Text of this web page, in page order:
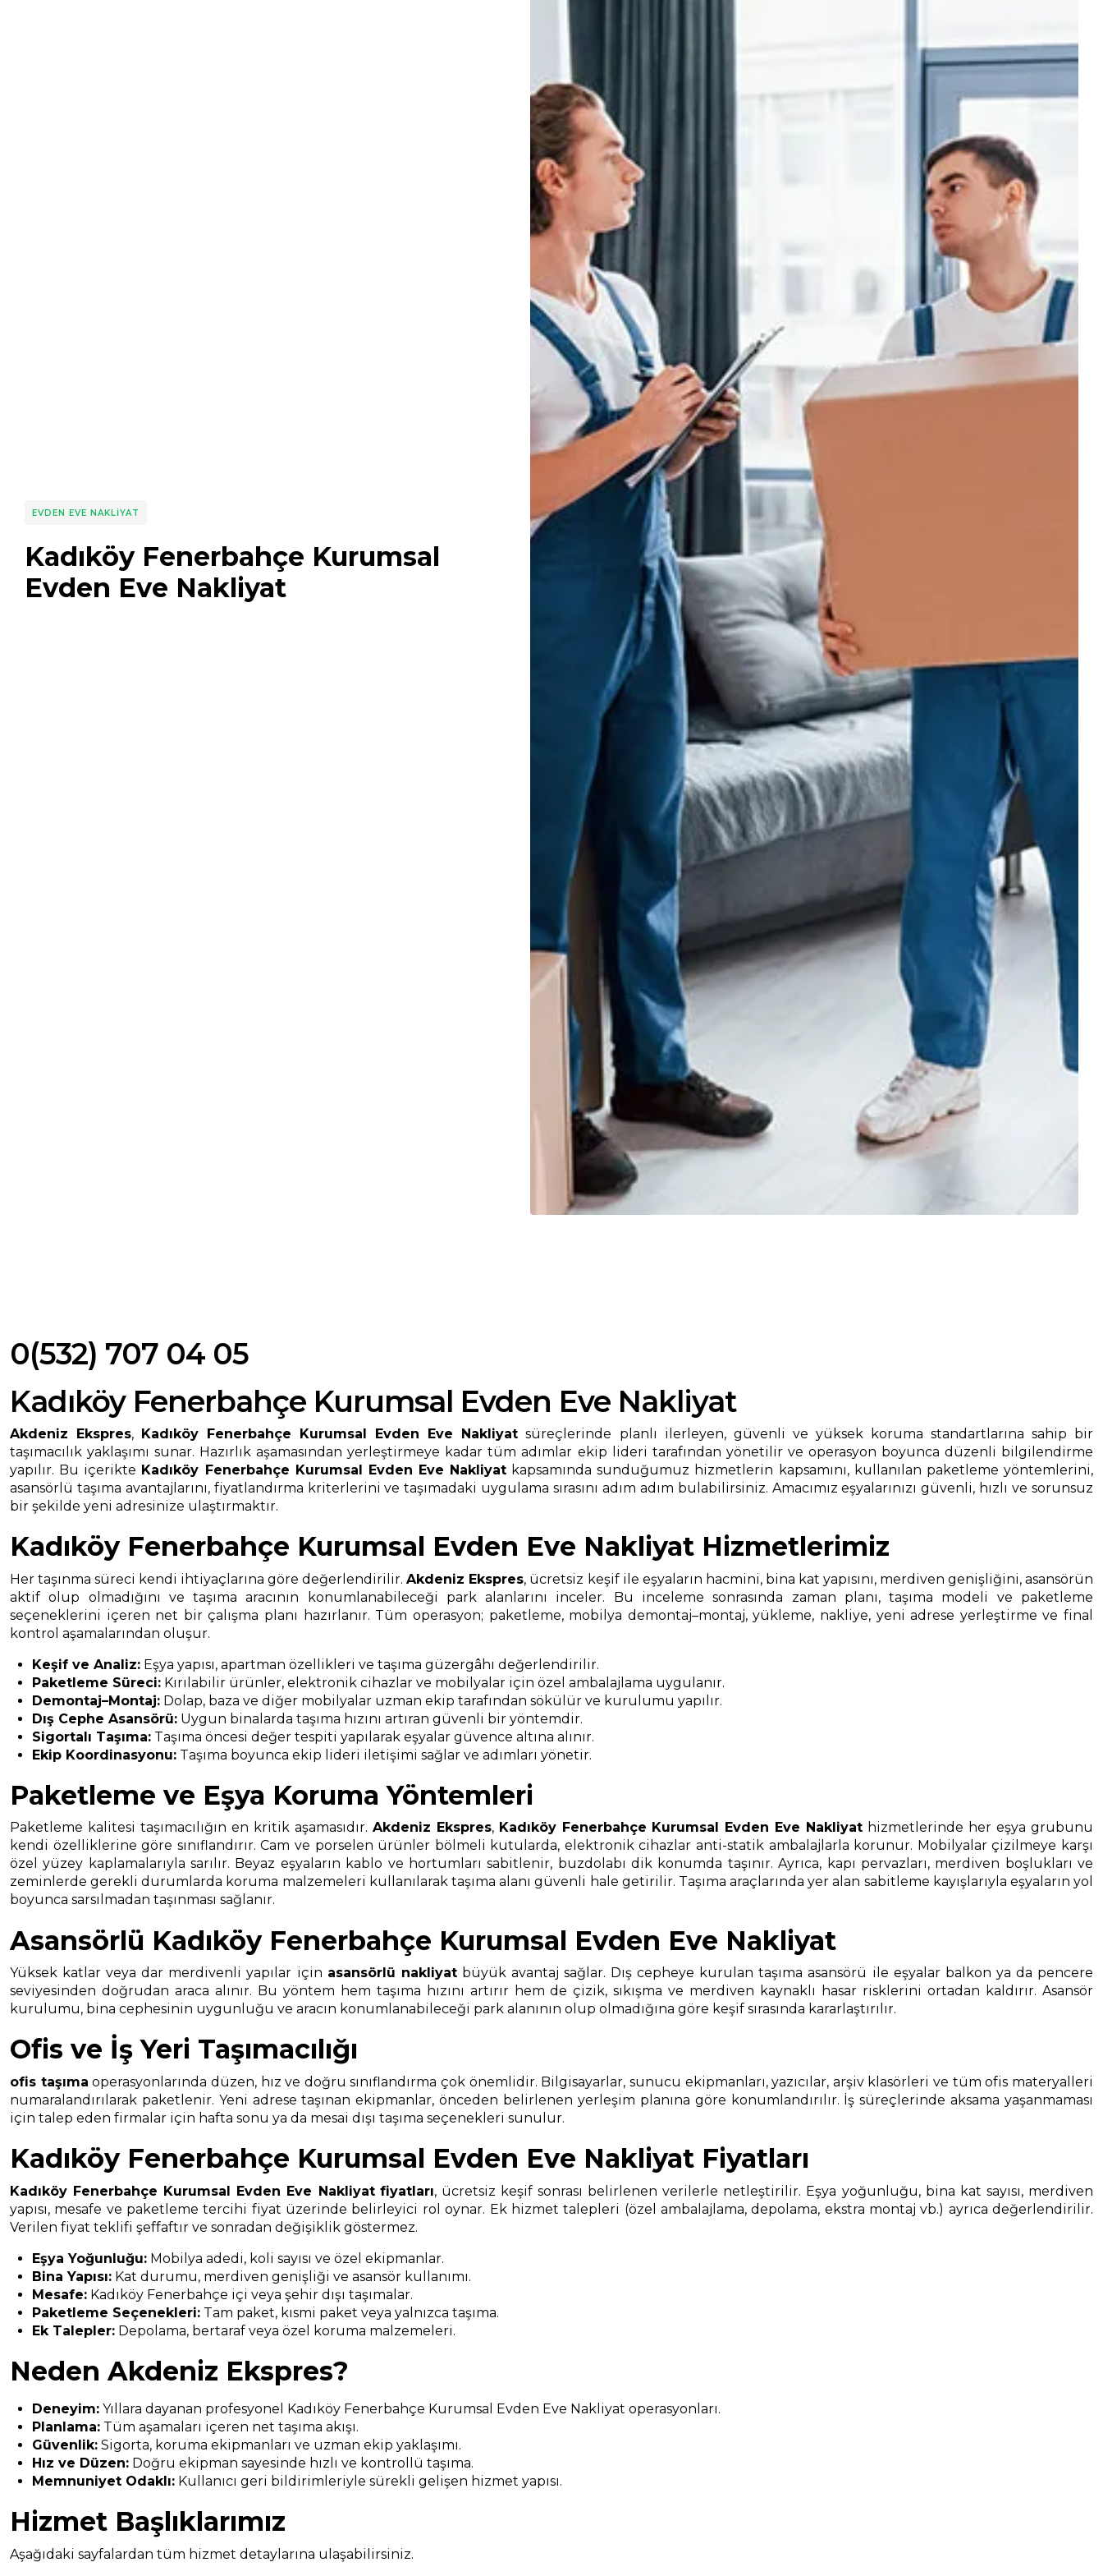
EVDEN EVE NAKLIYAT
Kadıköy Fenerbahçe Kurumsal
Evden Eve Nakliyat
0(532) 707 04 05
Kadıköy Fenerbahçe Kurumsal Evden Eve Nakliyat
Akdeniz Ekspres, Kadıköy Fenerbahçe Kurumsal Evden Eve Nakliyat süreçlerinde planlı ilerleyen, güvenli ve yüksek koruma standartlarına sahip bir
taşımacılık yaklaşımı sunar. Hazırlık aşamasından yerleştirmeye kadar tüm adımlar ekip lideri tarafından yönetilir ve operasyon boyunca düzenli bilgilendirme
yapılır. Bu içerikte Kadıköy Fenerbahçe Kurumsal Evden Eve Nakliyat kapsamında sunduğumuz hizmetlerin kapsamını, kullanılan paketleme yöntemlerini,
asansörlü taşıma avantajlarını, fiyatlandırma kriterlerini ve taşımadaki uygulama sırasını adım adım bulabilirsiniz. Amacımız eşyalarınızı güvenli, hızlı ve sorunsuz
bir şekilde yeni adresinize ulaştırmaktır.
Kadıköy Fenerbahçe Kurumsal Evden Eve Nakliyat Hizmetlerimiz
Her taşınma süreci kendi ihtiyaçlarına göre değerlendirilir.Akdeniz Ekspres, ücretsiz keşif ile eşyaların hacmini, bina kat yapısını, merdiven genişliğini, asansörün
aktif olup olmadığını ve taşıma aracının konumlanabileceği park alanlarını inceler. Bu inceleme sonrasında zaman planı, taşıma modeli ve paketleme
seçeneklerini içeren net bir çalışma planı hazırlanır. Tüm operasyon; paketleme, mobilya demontaj–montaj, yükleme, nakliye, yeni adrese yerleştirme ve final
kontrol aşamalarından oluşur.
Keşif ve Analiz: Eşya yapısı, apartman özellikleri ve taşıma güzergâhı değerlendirilir.
Paketleme Süreci: Kırılabilir ürünler, elektronik cihazlar ve mobilyalar için özel ambalajlama uygulanır.
Demontaj–Montaj: Dolap, baza ve diğer mobilyalar uzman ekip tarafından sökülür ve kurulumu yapılır.
Dış Cephe Asansörü: Uygun binalarda taşıma hızını artıran güvenli bir yöntemdir.
Sigortalı Taşıma: Taşıma öncesi değer tespiti yapılarak eşyalar güvence altına alınır.
Ekip Koordinasyonu: Taşıma boyunca ekip lideri iletişimi sağlar ve adımları yönetir.
Paketleme ve Eşya Koruma Yöntemleri
Paketleme kalitesi taşımacılığın en kritik aşamasıdır. Akdeniz Ekspres, Kadıköy Fenerbahçe Kurumsal Evden Eve Nakliyat hizmetlerinde her eşya grubunu
kendi özelliklerine göre sınıflandırır. Cam ve porselen ürünler bölmeli kutularda, elektronik cihazlar anti-statik ambalajlarla korunur. Mobilyalar çizilmeye karşı
özel yüzey kaplamalarıyla sarılır. Beyaz eşyaların kablo ve hortumları sabitlenir, buzdolabı dik konumda taşınır. Ayrıca, kapı pervazları, merdiven boşlukları ve
zeminlerde gerekli durumlarda koruma malzemeleri kullanılarak taşıma alanı güvenli hale getirilir. Taşıma araçlarında yer alan sabitleme kayışlarıyla eşyaların yol
boyunca sarsılmadan taşınması sağlanır.
Asansörlü Kadıköy Fenerbahçe Kurumsal Evden Eve Nakliyat
Yüksek katlar veya dar merdivenli yapılar için asansörlü nakliyatbüyük avantaj sağlar. Dış cepheye kurulan taşıma asansörü ile eşyalar balkon ya da pencere
seviyesinden doğrudan araca alınır. Bu yöntem hem taşıma hızını artırır hem de çizik, sıkışma ve merdiven kaynaklı hasar risklerini ortadan kaldırır. Asansör
kurulumu, bina cephesinin uygunluğu ve aracın konumlanabileceği park alanının olup olmadığına göre keşif sırasında kararlaştırılır.
Ofis ve İş Yeri Taşımacılığı
ofis taşıma operasyonlarında düzen, hız ve doğru sınıflandırma çok önemlidir. Bilgisayarlar, sunucu ekipmanları, yazıcılar, arşiv klasörleri ve tüm ofis materyalleri
numaralandırılarak paketlenir. Yeni adrese taşınan ekipmanlar, önceden belirlenen yerleşim planına göre konumlandırılır. İş süreçlerinde aksama yaşanmaması
için talep eden firmalar için hafta sonu ya da mesai dışı taşıma seçenekleri sunulur.
Kadıköy Fenerbahçe Kurumsal Evden Eve Nakliyat Fiyatları
Kadıköy Fenerbahçe Kurumsal Evden Eve Nakliyat fiyatları, ücretsiz keşif sonrası belirlenen verilerle netleştirilir. Eşya yoğunluğu, bina kat sayısı, merdiven
yapısı, mesafe ve paketleme tercihi fiyat üzerinde belirleyici rol oynar. Ek hizmet talepleri (özel ambalajlama, depolama, ekstra montaj vb.) ayrıca değerlendirilir.
Verilen fiyat teklifi şeffaftır ve sonradan değişiklik göstermez.
Eşya Yoğunluğu: Mobilya adedi, koli sayısı ve özel ekipmanlar.
Bina Yapısı: Kat durumu, merdiven genişliği ve asansör kullanımı.
Mesafe: Kadıköy Fenerbahçe içi veya şehir dışı taşımalar.
Paketleme Seçenekleri: Tam paket, kısmi paket veya yalnızca taşıma.
Ek Talepler: Depolama, bertaraf veya özel koruma malzemeleri.
Neden Akdeniz Ekspres?
Deneyim: Yıllara dayanan profesyonel Kadıköy Fenerbahçe Kurumsal Evden Eve Nakliyat operasyonları.
Planlama: Tüm aşamaları içeren net taşıma akışı.
Güvenlik: Sigorta, koruma ekipmanları ve uzman ekip yaklaşımı.
Hız ve Düzen: Doğru ekipman sayesinde hızlı ve kontrollü taşıma.
Memnuniyet Odaklı: Kullanıcı geri bildirimleriyle sürekli gelişen hizmet yapısı.
Hizmet Başlıklarımız
Aşağıdaki sayfalardan tüm hizmet detaylarına ulaşabilirsiniz.